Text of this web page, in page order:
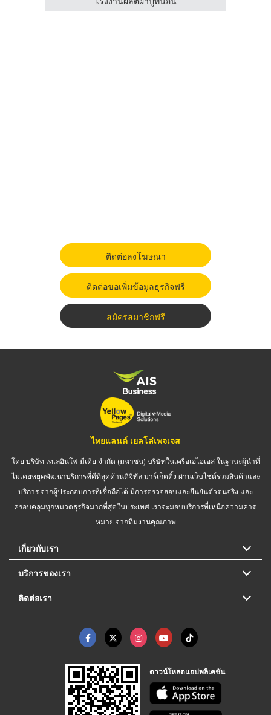
ติดต่อลงโฆษณา
ติดต่อขอเพิ่มข้อมูลธุรกิจฟรี
สมัครสมาชิกฟรี
ไทยแลนด์ เยลโล่เพจเจส
โดย บริษัท เทเลอินโฟ มีเดีย จำกัด (มหาชน) บริษัทในเครือเอไอเอส ในฐานะผู้นำที่
ไม่เคยหยุดพัฒนาบริการที่ดีที่สุดด้านดิจิทัล มาร์เก็ตติ้ง ผ่านเว็บไซต์รวมสินค้าและ
บริการ จากผู้ประกอบการที่เชื่อถือได้ มีการตรวจสอบและยืนยันตัวตนจริง และ
ครอบคลุมทุกหมวดธุรกิจมากที่สุดในประเทศ เราจะมอบบริการที่เหนือความคาด
หมาย จากทีมงานคุณภาพ
เกี่ยวกับเรา
บริการของเรา
ติดต่อเรา
ดาวน์โหลดแอปพลิเคชัน